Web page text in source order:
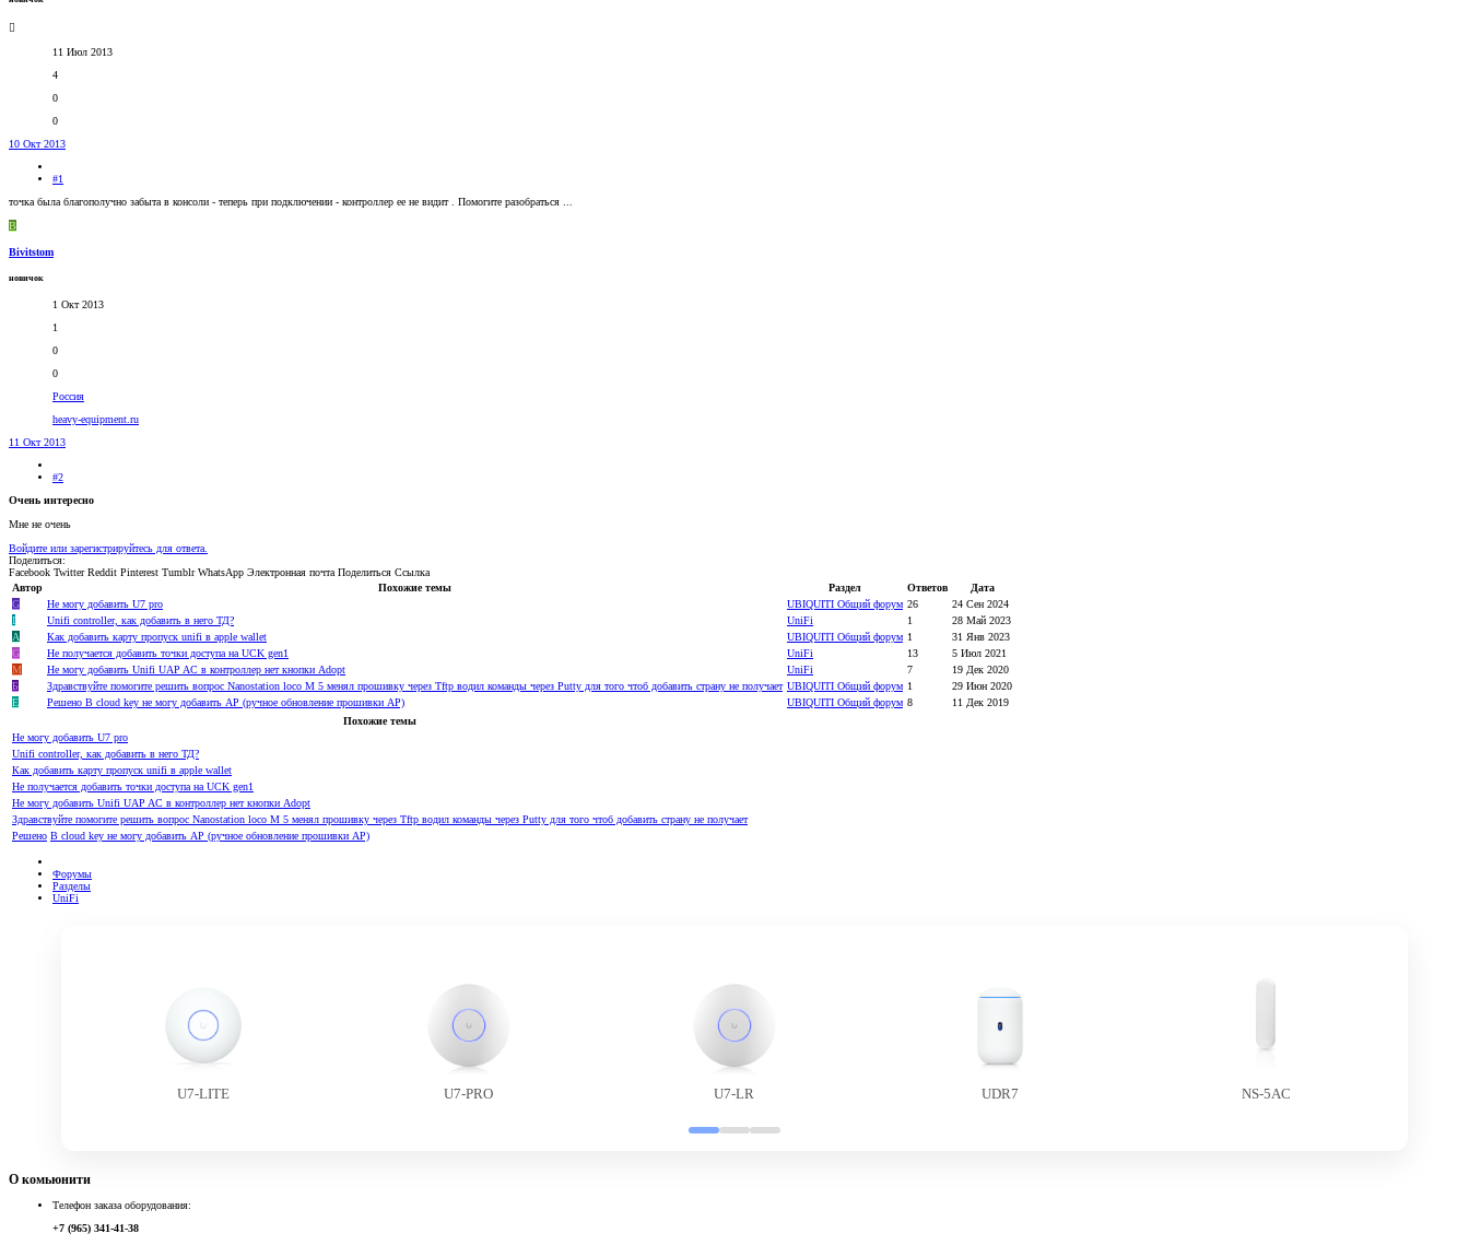
11 Июл 2013
4
0
0
10 Окт 2013
#1
точка была благополучно забыта в консоли - теперь при подключении - контроллер ее не видит . Помогите разобраться ...
B
Bivitstom
новичок
1 Окт 2013
1
0
0
Россия
heavy-equipment.ru
11 Окт 2013
#2
Очень интересно
Мне не очень
Войдите или зарегистрируйтесь для ответа.
Поделиться:
Facebook Twitter Reddit Pinterest Tumblr WhatsApp Электронная почта Поделиться Ссылка
Автор
Похожие темы Раздел Ответов
Дата
G
Не могу добавить U7 pro UBIQUITI Общий форум 26
24 Сен 2024
I
Unifi controller, как добавить в него ТД? UniFi 1
28 Май 2023
A
Как добавить карту пропуск unifi в apple wallet UBIQUITI Общий форум 1
31 Янв 2023
G
Не получается добавить точки доступа на UCK gen1 UniFi 13
5 Июл 2021
M
Не могу добавить Unifi UAP AC в контроллер нет кнопки Adopt UniFi 7
19 Дек 2020
Б
Здравствуйте помогите решить вопрос Nanostation loco M 5 менял прошивку через Tftp водил команды через Putty для того чтоб добавить страну не получает UBIQUITI Общий форум 1
29 Июн 2020
E
Решено В cloud key не могу добавить АР (ручное обновление прошивки AP) UBIQUITI Общий форум 8
11 Дек 2019
Похожие темы
Не могу добавить U7 pro
Unifi controller, как добавить в него ТД?
Как добавить карту пропуск unifi в apple wallet
Не получается добавить точки доступа на UCK gen1
Не могу добавить Unifi UAP AC в контроллер нет кнопки Adopt
Здравствуйте помогите решить вопрос Nanostation loco M 5 менял прошивку через Tftp водил команды через Putty для того чтоб добавить страну не получает
Решено В cloud key не могу добавить АР (ручное обновление прошивки AP)
Форумы
Разделы
UniFi
U7-LITE U7-PRO U7-LR UDR7 NS-5AC
О комьюнити
Телефон заказа оборудования:
+7 (965) 341-41-38